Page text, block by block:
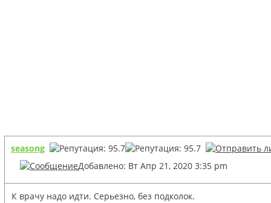
seasong
Добавлено: Вт Апр 21, 2020 3:35 pm
К врачу надо идти. Серьезно, без подколок.